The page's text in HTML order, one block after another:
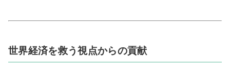
世界経済を救う視点からの貢献